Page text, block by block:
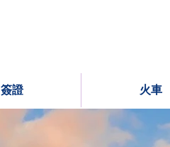
簽證 火車